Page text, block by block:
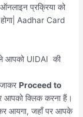
प्रक्रिया को
होगा| Aadhar Card
आपको UIDAI की
Proceed to
आपको क्लिक करना हैं।
आयगा, जहाँ पर आपके